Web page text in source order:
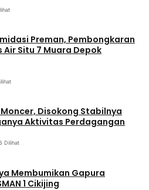
Preman, Pembongkaran
Air Situ 7 Muara Depok
Disokong Stabilnya
Aktivitas Perdagangan
Dilihat
Membumikan Gapura
1 Cikijing